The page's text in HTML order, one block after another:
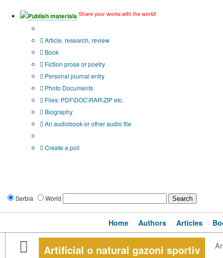
Publish materials Share your works with the world!
Article, research, review
Book
Fiction prose or poetry
Personal journal entry
Photo Documents
Files: PDF\DOC\RAR\ZIP etc.
Biography
An audiobook or other audio file
Create a poll
Serbia World
Home Authors Articles
Artificial o natural gazoni sportiv